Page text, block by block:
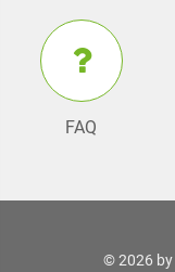
FAQ
© 2026 by